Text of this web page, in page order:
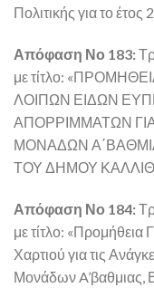
Πολιτικής για το έτος
Απόφαση Νο 183:
με τίτλο:
ΛΟΙΠΩΝ ΕΙΔΩΝ
ΑΠΟΡΡΙΜΜΑΤΩΝ
ΜΟΝΑΔΩΝ
ΤΟΥ ΔΗΜΟΥ
Απόφαση Νο 184:
με τίτλο:
Χαρτιού για τις
Μονάδων A’βαθμιας,